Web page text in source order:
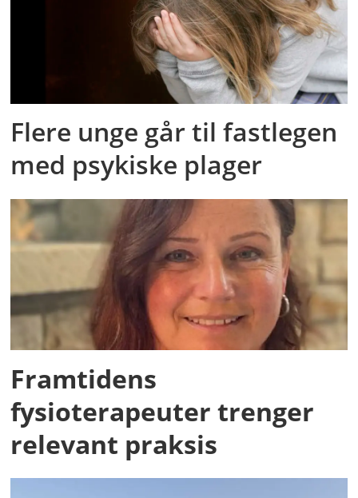
Flere unge går til fastlegen
med psykiske plager
Framtidens
fysioterapeuter trenger
relevant praksis